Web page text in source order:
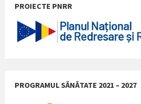
PROIECTE PNRR
PROGRAMUL SĂNĂTATE 2021 – 2027